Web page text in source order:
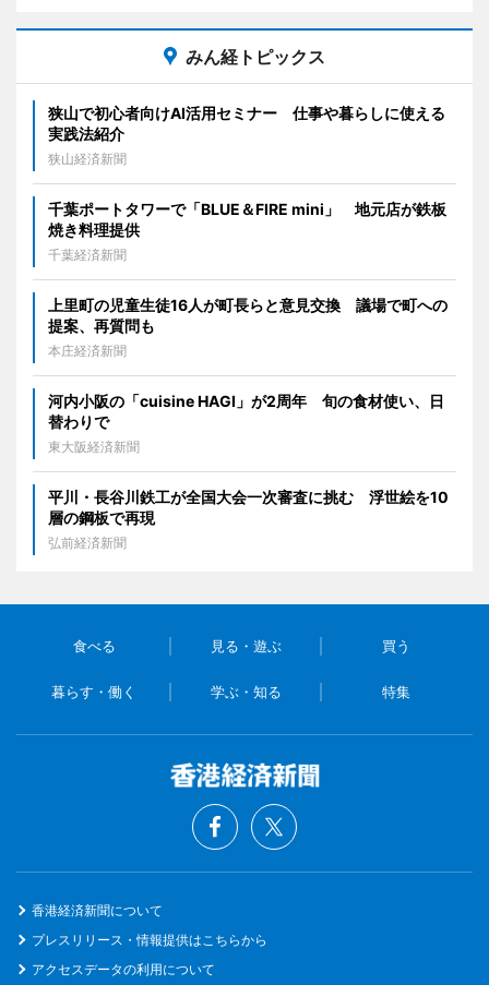
みん経トピックス
狭山で初心者向けAI活用セミナー 仕事や暮らしに使える
実践法紹介
狭山経済新聞
千葉ポートタワーで「BLUE＆FIRE mini」 地元店が鉄板
焼き料理提供
千葉経済新聞
上里町の児童生徒16人が町長らと意見交換 議場で町への
提案、再質問も
本庄経済新聞
河内小阪の「cuisine HAGI」が2周年 旬の食材使い、日
替わりで
東大阪経済新聞
平川・長谷川鉄工が全国大会一次審査に挑む 浮世絵を10
層の鋼板で再現
弘前経済新聞
食べる 見る・遊ぶ 買う
暮らす・働く 学ぶ・知る 特集
香港経済新聞について
プレスリリース・情報提供はこちらから
アクセスデータの利用について